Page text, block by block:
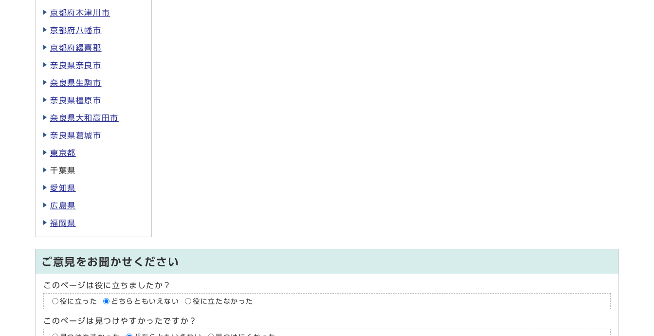
京都府木津川市
京都府八幡市
京都府綴喜郡
奈良県奈良市
奈良県生駒市
奈良県橿原市
奈良県大和高田市
奈良県葛城市
東京都
千葉県
愛知県
広島県
福岡県
ご意見をお聞かせください
このページは役に立ちましたか？
役に立った どちらともいえない 役に立たなかった
このページは見つけやすかったですか？